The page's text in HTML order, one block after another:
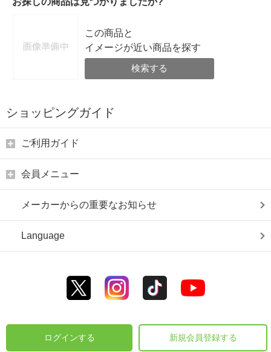
この商品と
イメージが近い商品を探す
検索する
ショッピングガイド
ご利用ガイド
会員メニュー
メーカーからの重要なお知らせ
Language
ログインする 新規会員登録する